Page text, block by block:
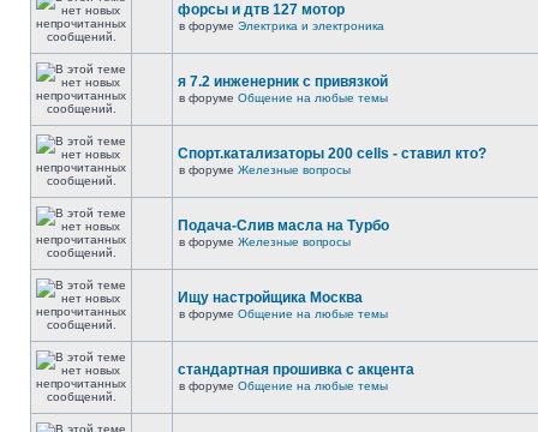
форсы и дтв 127 мотор
в форуме Электрика и электроника
я 7.2 инженерник с привязкой
в форуме Общение на любые темы
Спорт.катализаторы 200 cells - ставил кто?
в форуме Железные вопросы
Подача-Слив масла на Турбо
в форуме Железные вопросы
Ищу настройщика Москва
в форуме Общение на любые темы
стандартная прошивка с акцента
в форуме Общение на любые темы